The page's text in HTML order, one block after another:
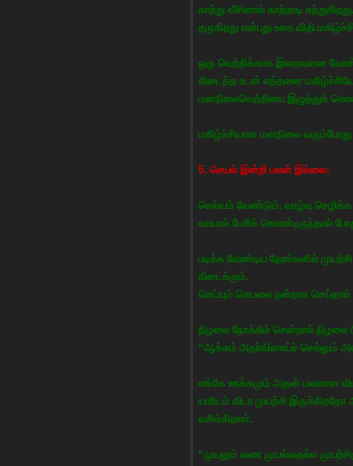
காற்று வீசினால் காற்றாடி
தருகிறது என்பது உலக
ஒரு வெற்றிக்காக இறைவனை
கிடைத்த உடன் எத்தனை
மனநிலைவெற்றியை இழுத்துக்
மகிழ்ச்சியான மனநிலை
5. செயல் இன்றி பலன் இல்லை:
செல்வம் வேண்டும், வாழ்வு
வாயால் பேசிக் கொண்டிருந்தால்
படிக்க வேண்டிய நேரங்களில்
கிடைக்கும்.
செய்யும் செயலை நன்றாக
நிழலை நோக்கிச் சென்றால் நிழலை
“ஆக்கம் அதர்வினாய்ச் செல்லும்
எங்கே ஊக்கமும் அதன் பலனான
யாரிடம் விடா முயற்சி
வசிக்கிறாள்.
“முயலும் வரை முயல்வதல்ல